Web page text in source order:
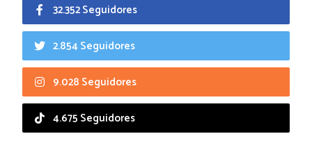
32.352 Seguidores
2.854 Seguidores
9.028 Seguidores
4.675 Seguidores